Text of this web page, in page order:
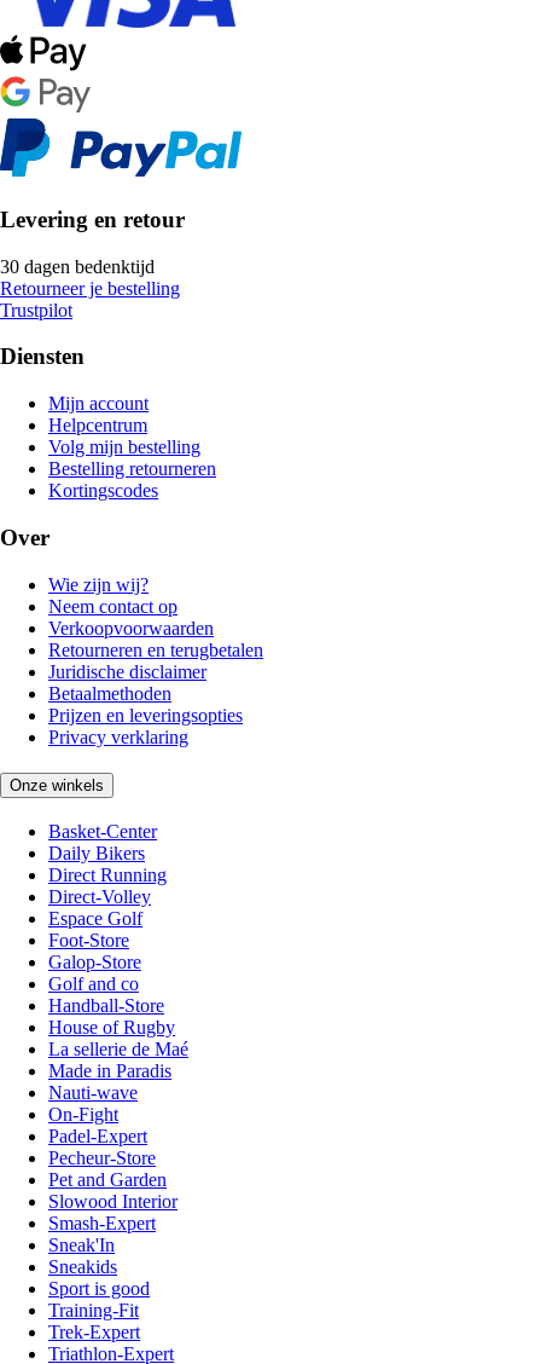
Levering en retour
30 dagen bedenktijd
Retourneer je bestelling
Trustpilot
Diensten
Mijn account
Helpcentrum
Volg mijn bestelling
Bestelling retourneren
Kortingscodes
Over
Wie zijn wij?
Neem contact op
Verkoopvoorwaarden
Retourneren en terugbetalen
Juridische disclaimer
Betaalmethoden
Prijzen en leveringsopties
Privacy verklaring
Onze winkels
Basket-Center
Daily Bikers
Direct Running
Direct-Volley
Espace Golf
Foot-Store
Galop-Store
Golf and co
Handball-Store
House of Rugby
La sellerie de Maé
Made in Paradis
Nauti-wave
On-Fight
Padel-Expert
Pecheur-Store
Pet and Garden
Slowood Interior
Smash-Expert
Sneak'In
Sneakids
Sport is good
Training-Fit
Trek-Expert
Triathlon-Expert